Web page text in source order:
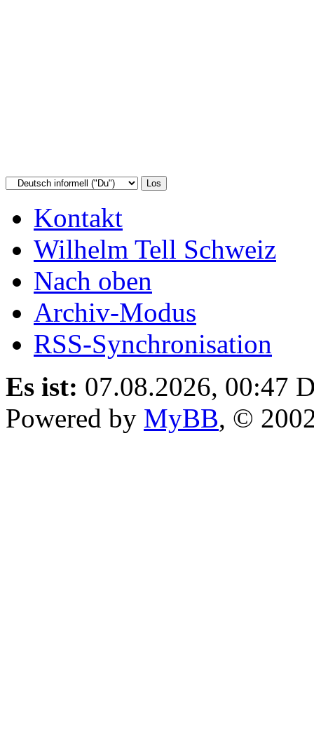
Kontakt
Wilhelm Tell Schweiz
Nach oben
Archiv-Modus
RSS-Synchronisation
Es ist: 07.08.2026, 00:47
Powered by MyBB, ©